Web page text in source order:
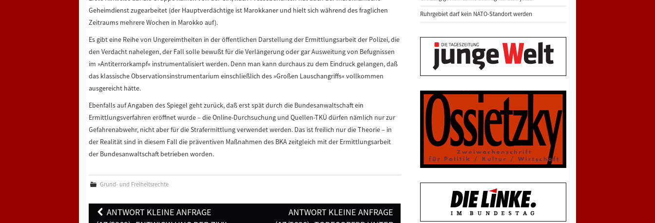
Geheimdienst zugearbeitet (der Hauptverdächtige ist Marokkaner und hielt sich während des fraglichen
Zeitraums mehrere Wochen in Marokko auf).
Es gibt eine Reihe von Ungereimtheiten in der öffentlichen Darstellung der Ermittlungsarbeit der Polizei, die
den Verdacht nahelegen, der Fall solle bewußt für die Verlängerung oder gar Ausweitung von Befugnissen
im »Antiterrorkampf« instrumentalisiert werden. Denn man kann durchaus zu dem Eindruck gelangen, daß
das klassische Observationsinstrumentarium einschließlich des »Großen Lauschangriffs« vollkommen
ausgereicht hätte.
Ebenfalls auf Angaben des Spiegel geht zurück, daß erst spät durch die Bundesanwaltschaft ein
Ermittlungsverfahren eröffnet wurde – die Online-Durchsuchung und Quellen-TKÜ dürfen nämlich nur zur
Gefahrenabwehr, nicht aber für die Strafermittlung verwendet werden. Das ist freilich nur die Theorie – in
der Realität sind in diesem Fall die präventiven Maßnahmen des BKA zeitgleich mit der Ermittlungsarbeit
der Bundesanwaltschaft betrieben worden.
Grund- und Freiheitsrechte
PostANTWORT KLEINE ANFRAGE
ANTWORT KLEINE ANFRAGE
Ruhrgebiet darf kein NATO-Standort werden